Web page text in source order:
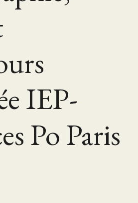
IEP-
Po Paris